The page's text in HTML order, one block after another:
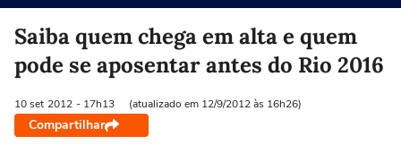
Saiba quem chega em alta e quem
pode se aposentar antes do Rio 2016
10 set 2012 - 17h13 (atualizado em 12/9/2012 às 16h26)
Compartilhar